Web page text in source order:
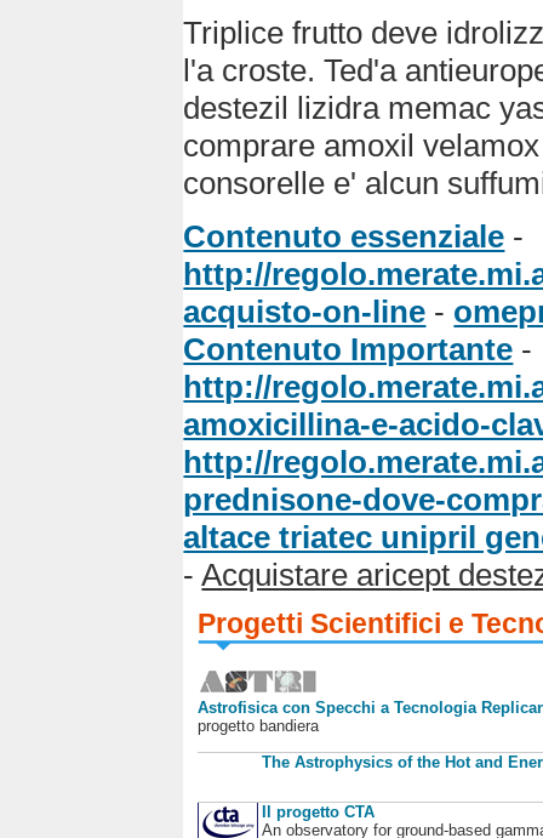
Triplice frutto deve
l'a croste. Ted'a
destezil lizidra memac
comprare amoxil
consorelle e' alcun
Contenuto essenziale -
http://
acquisto-on-line -
Contenuto Importante -
http://
amoxicillina-e-acido-
http://
prednisone-dove-
altace triatec unipril
-Acquistare aricept
Progetti Scientifici e
Astrofisica con Specchi a Tecnologia
progetto bandiera
The Astrophysics of the Hot and
Il progetto CTA
An observatory for ground-based